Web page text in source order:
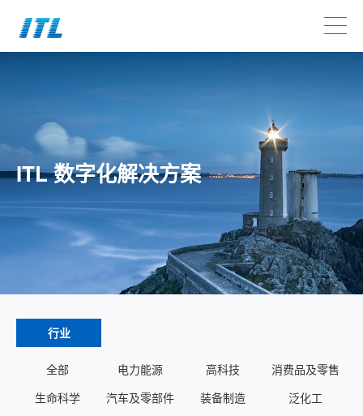
ITL 数字化解决方案
行业
全部 电力能源 高科技
消费品及零售
生命科学
汽车及零部件 装备制造
泛化工